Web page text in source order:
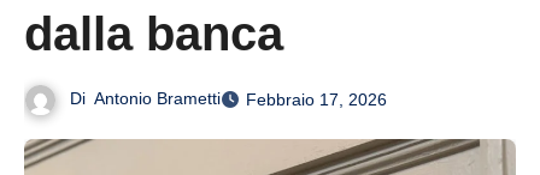
dalla banca
Di Antonio Brametti Febbraio 17, 2026